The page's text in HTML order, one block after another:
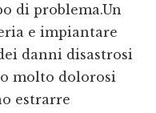
di problema.Un
e impiantare
danni disastrosi
molto dolorosi
estrarre